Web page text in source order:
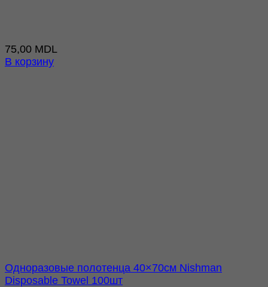
75,00 MDL
В корзину
Одноразовые полотенца 40×70см Nishman
Disposable Towel 100шт